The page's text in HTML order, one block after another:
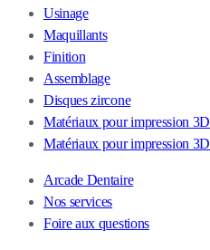
Usinage
Maquillants
Finition
Assemblage
Disques zircone
Matériaux pour impression 3D
Matériaux pour impression 3D
Arcade Dentaire
Nos services
Foire aux questions